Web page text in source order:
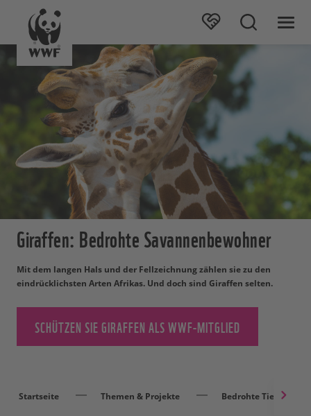
Giraffen: Bedrohte Savannenbewohner
Mit dem langen Hals und der Fellzeichnung zählen sie zu den
eindrücklichsten Arten Afrikas. Und doch sind Giraffen selten.
SCHÜTZEN SIE GIRAFFEN ALS WWF-MITGLIED
Startseite Themen & Projekte Bedrohte Tierarten